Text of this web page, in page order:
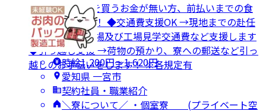
支援OK →食事を買うお金が無い方、前払いまでの食
事の補助します！ ◆交通費支援OK →現地までの赴任
交通費や面接来場及び工場見学交通費など支援します
◆引っ越し支援 →荷物の預かり、寮への郵送など引っ
越しのお手伝いをします！ ※各規定有
時給1,200円〜1,620円
愛知県 一宮市
契約社員・職業紹介
＼寮について／ ・個室寮 (プライベート空